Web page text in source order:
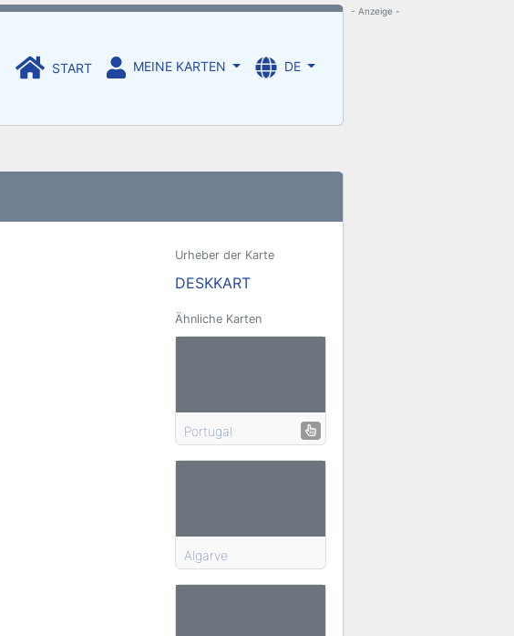
START MEINE KARTEN DE
Urheber der Karte
DESKKART
Ähnliche Karten
Portugal
Algarve
- Anzeige -